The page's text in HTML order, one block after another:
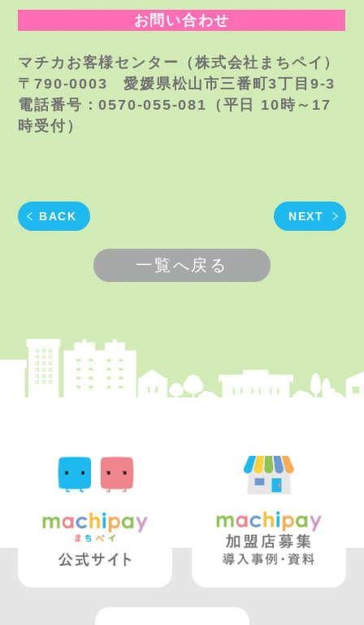
お問い合わせ
マチカお客様センター（株式会社まちペイ）
〒790-0003 愛媛県松山市三番町3丁目9-3
電話番号：0570-055-081（平日 10時～17
時受付）
BACK NEXT
一覧へ戻る